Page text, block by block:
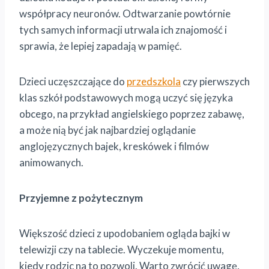
współpracy neuronów. Odtwarzanie powtórnie
tych samych informacji utrwala ich znajomość i
sprawia, że lepiej zapadają w pamięć.
Dzieci uczęszczające do przedszkola czy pierwszych
klas szkół podstawowych mogą uczyć się języka
obcego, na przykład angielskiego poprzez zabawę,
a może nią być jak najbardziej oglądanie
anglojęzycznych bajek, kreskówek i filmów
animowanych.
Przyjemne z pożytecznym
Większość dzieci z upodobaniem ogląda bajki w
telewizji czy na tablecie. Wyczekuje momentu,
kiedy rodzic na to pozwoli. Warto zwrócić uwagę,